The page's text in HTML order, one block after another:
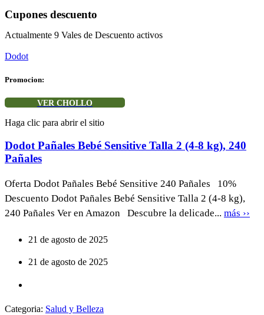
Cupones descuento
Actualmente 9 Vales de Descuento activos
Dodot
Promocion:
VER CHOLLO
Haga clic para abrir el sitio
Dodot Pañales Bebé Sensitive Talla 2 (4-8 kg), 240
Pañales
Oferta Dodot Pañales Bebé Sensitive 240 Pañales 10%
Descuento Dodot Pañales Bebé Sensitive Talla 2 (4-8 kg),
240 Pañales Ver en Amazon Descubre la delicade... más ››
21 de agosto de 2025
21 de agosto de 2025
Categoria: Salud y Belleza